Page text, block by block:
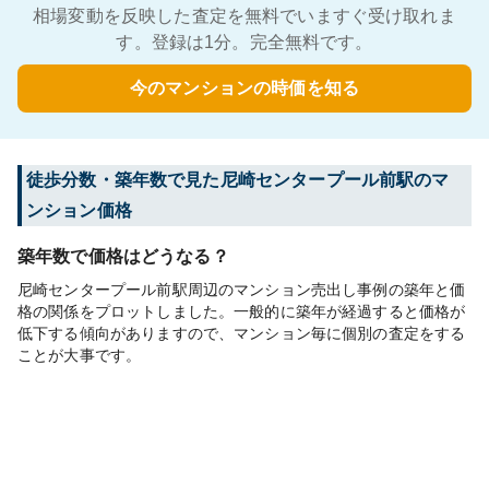
相場変動を反映した査定を無料でいますぐ受け取れま
す。登録は1分。完全無料です。
今のマンションの時価を知る
徒歩分数・築年数で見た尼崎センタープール前駅のマ
ンション価格
築年数で価格はどうなる？
尼崎センタープール前駅周辺のマンション売出し事例の築年と価
格の関係をプロットしました。一般的に築年が経過すると価格が
低下する傾向がありますので、マンション毎に個別の査定をする
ことが大事です。